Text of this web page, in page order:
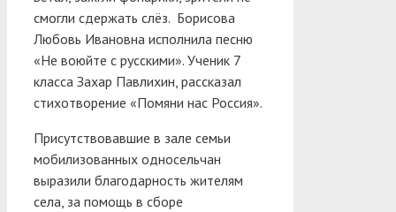
смогли сдержать слёз. Борисова
Любовь Ивановна исполнила песню
«Не воюйте с русскими». Ученик 7
класса Захар Павлихин, рассказал
стихотворение «Помяни нас Россия».
Присутствовавшие в зале семьи
мобилизованных односельчан
выразили благодарность жителям
села, за помощь в сборе